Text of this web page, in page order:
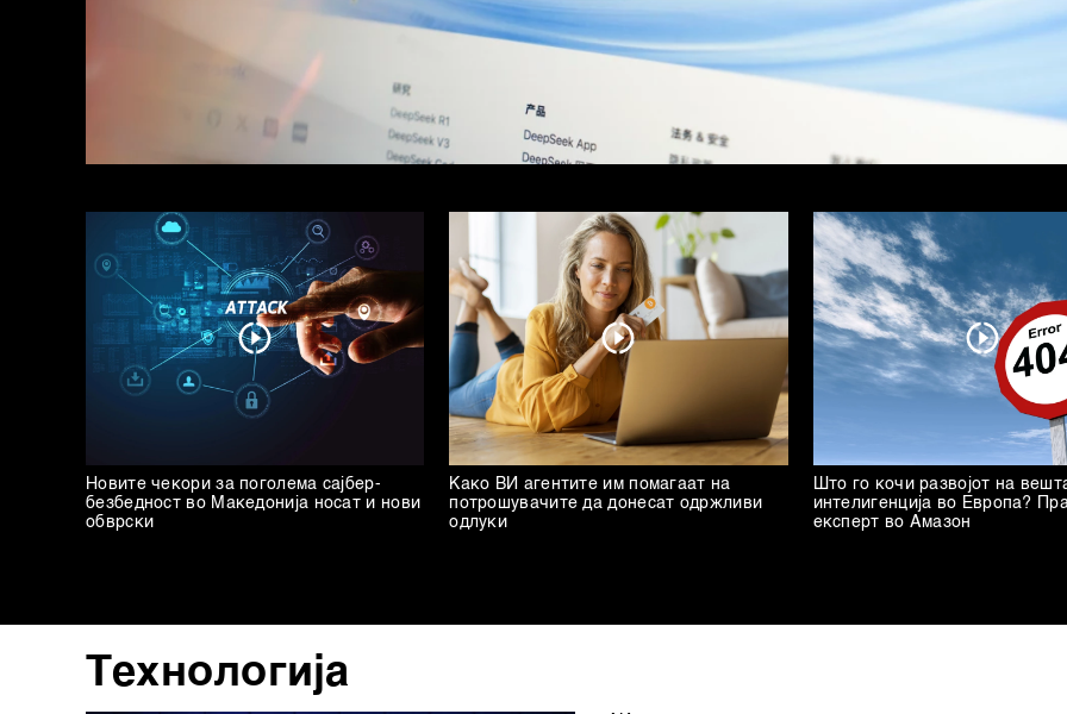
Новите чекори за поголема сајбер-
безбедност во Македонија носат и нови
обврски
Како ВИ агентите им помагаат на
потрошувачите да донесат одржливи
одлуки
Што го кочи развојот на
интелигенција во Европа?
експерт во Амазон
Технологија